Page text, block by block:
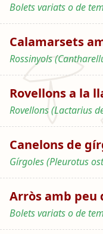
Bolets variats o de
Calamarsets
Rossinyols
Rovellons a la
Rovellons (Lactarius
Canelons de
Gírgoles (Pleurotus
Arròs amb peu
Bolets variats o de